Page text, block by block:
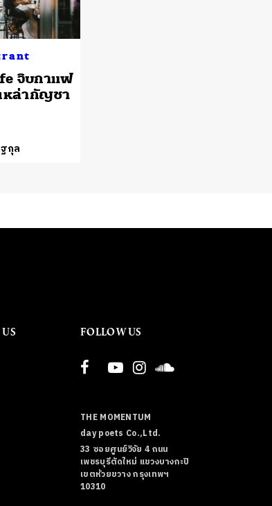
จิบกาแฟ
หล่ากัญชา
กุล
FOLLOW US
THE MOMENTUM
day poets Co.,Ltd.
33 ซอยศูนย์วิจัย 4 ถนน
เพชรบุรีตัดใหม่ แขวงบางกะปิ
เขตห้วยขวาง กรุงเทพฯ
10310